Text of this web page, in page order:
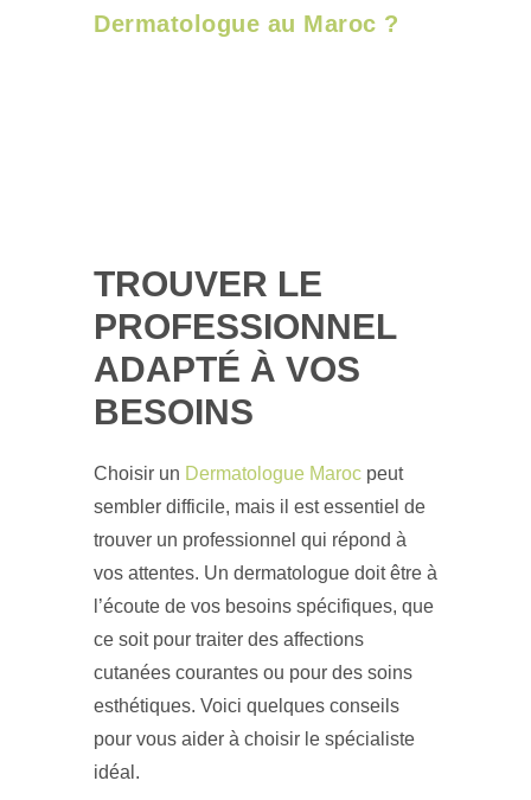
Dermatologue au Maroc ?
TROUVER LE
PROFESSIONNEL
ADAPTÉ À VOS
BESOINS
Choisir un Dermatologue Maroc peut
sembler difficile, mais il est essentiel de
trouver un professionnel qui répond à
vos attentes. Un dermatologue doit être à
l’écoute de vos besoins spécifiques, que
ce soit pour traiter des affections
cutanées courantes ou pour des soins
esthétiques. Voici quelques conseils
pour vous aider à choisir le spécialiste
idéal.